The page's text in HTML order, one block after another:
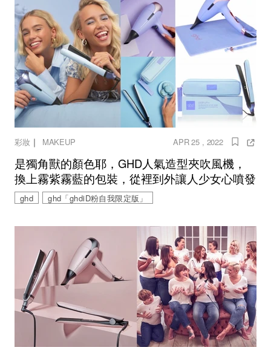
彩妝｜ MAKEUP APR 25 , 2022
是獨角獸的顏色耶，GHD人氣造型夾吹風機，
換上霧紫霧藍的包裝，從裡到外讓人少女心噴發
ghd ghd「ghdiD粉自我限定版」